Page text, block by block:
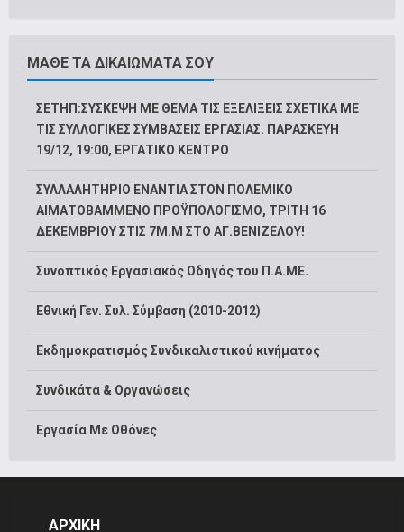
ΜΑΘΕ ΤΑ ΔΙΚΑΙΩΜΑΤΑ ΣΟΥ
ΣΕΤΗΠ:ΣΥΣΚΕΨΗ ΜΕ ΘΕΜΑ ΤΙΣ ΕΞΕΛΙΞΕΙΣ ΣΧΕΤΙΚΑ ΜΕ
ΤΙΣ ΣΥΛΛΟΓΙΚΕΣ ΣΥΜΒΑΣΕΙΣ ΕΡΓΑΣΙΑΣ. ΠΑΡΑΣΚΕΥΗ
19/12, 19:00, ΕΡΓΑΤΙΚΟ ΚΕΝΤΡΟ
ΣΥΛΛΑΛΗΤΗΡΙΟ ΕΝΑΝΤΙΑ ΣΤΟΝ ΠΟΛΕΜΙΚΟ
ΑΙΜΑΤΟΒΑΜΜΕΝΟ ΠΡΟΫΠΟΛΟΓΙΣΜΟ, ΤΡΙΤΗ 16
ΔΕΚΕΜΒΡΙΟΥ ΣΤΙΣ 7Μ.Μ ΣΤΟ ΑΓ.ΒΕΝΙΖΕΛΟΥ!
Συνοπτικός Εργασιακός Οδηγός του Π.Α.ΜΕ.
Εθνική Γεν. Συλ. Σύμβαση (2010-2012)
Εκδημοκρατισμός Συνδικαλιστικού κινήματος
Συνδικάτα & Οργανώσεις
Εργασία Με Οθόνες
ΑΡΧΙΚΗ